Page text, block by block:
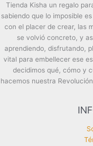
Tienda Kisha un regalo
sabiendo que lo imposible
con el placer de crear, las
se volvió concreto, y
aprendiendo, disfrutando,
vital para embellecer ese
decidimos qué, cómo y
hacemos nuestra